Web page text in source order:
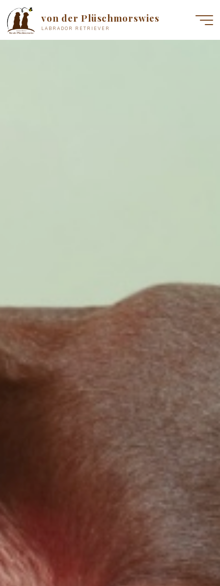
Inhalt
springen
von der Plüschmorswies
LABRADOR RETRIEVER